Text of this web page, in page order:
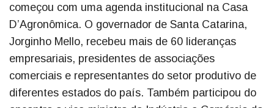
começou com uma agenda institucional na Casa
D’Agronômica. O governador de Santa Catarina,
Jorginho Mello, recebeu mais de 60 lideranças
empresariais, presidentes de associações
comerciais e representantes do setor produtivo de
diferentes estados do país. Também participou do